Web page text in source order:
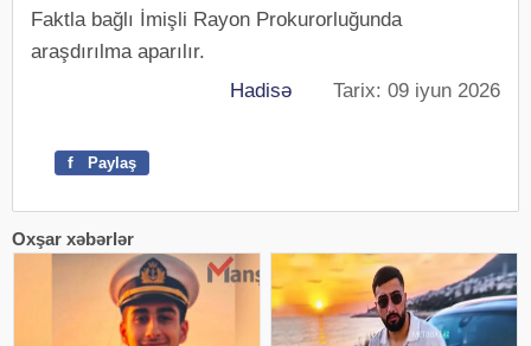
Faktla bağlı İmişli Rayon Prokurorluğunda
araşdırılma aparılır.
Hadisə Tarix: 09 iyun 2026
f Paylaş
Oxşar xəbərlər